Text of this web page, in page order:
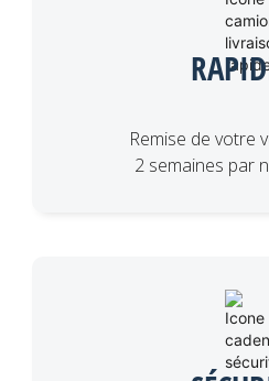
Remise de votre
2 semaines par